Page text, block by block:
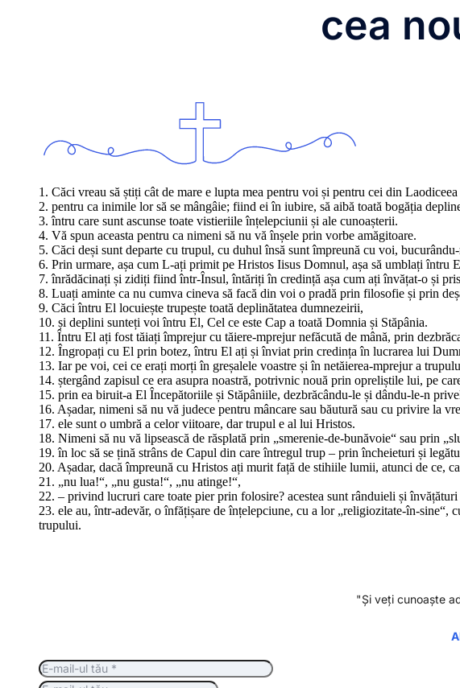
cea
1. Căci vreau să știți cât de mare e lupta mea pentru voi și pentru cei din
2. pentru ca inimile lor să se mângâie; fiind ei în iubire, să aibă toată bogăția
3. întru care sunt ascunse toate vistieriile înțelepciunii și ale cunoașterii.
4. Vă spun aceasta pentru ca nimeni să nu vă înșele prin vorbe amăgitoare.
5. Căci deși sunt departe cu trupul, cu duhul însă sunt împreună cu voi,
6. Prin urmare, așa cum L-ați primit pe Hristos Iisus Domnul, așa să umblați întru
7. înrădăcinați și zidiți fiind într-Însul, întăriți în credință așa cum ați învățat-o și
8. Luați aminte ca nu cumva cineva să facă din voi o pradă prin filosofie și prin
9. Căci întru El locuiește trupește toată deplinătatea dumnezeirii,
10. și deplini sunteți voi întru El, Cel ce este Cap a toată Domnia și Stăpânia.
11. Întru El ați fost tăiați împrejur cu tăiere-mprejur nefăcută de mână, prin
12. Îngropați cu El prin botez, întru El ați și înviat prin credința în lucrarea lui
13. Iar pe voi, cei ce erați morți în greșalele voastre și în netăierea-mprejur a
14. ștergând zapisul ce era asupra noastră, potrivnic nouă prin opreliștile lui, pe
15. prin ea biruit-a El Începătoriile și Stăpâniile, dezbrăcându-le și dându-le-n
16. Așadar, nimeni să nu vă judece pentru mâncare sau băutură sau cu privire la
17. ele sunt o umbră a celor viitoare, dar trupul e al lui Hristos.
18. Nimeni să nu vă lipsească de răsplată prin „smerenie-de-bunăvoie“ sau prin
19. în loc să se țină strâns de Capul din care întregul trup – prin încheieturi și
20. Așadar, dacă împreună cu Hristos ați murit față de stihiile lumii, atunci de ce,
21. „nu lua!“, „nu gusta!“, „nu atinge!“,
22. – privind lucruri care toate pier prin folosire? acestea sunt rânduieli și învățături
23. ele au, într-adevăr, o înfățișare de înțelepciune, cu a lor „religiozitate-în-
trupului.
"Şi veţi cunoaşte